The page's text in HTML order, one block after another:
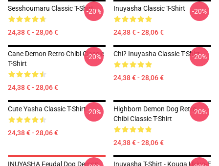
Sesshoumaru Classic T-Shirt
24,38 € - 28,06 €
-20% Inuyasha Classic T-Shirt
24,38 € - 28,06 €
-20%
Cane Demon Retro Chibi Classic
T-Shirt
24,38 € - 28,06 €
-20% Chi? Inuyasha Classic T-Shirt
24,38 € - 28,06 €
-20%
Cute Yasha Classic T-Shirt
24,38 € - 28,06 €
-20%
Highborn Demon Dog Retro
Chibi Classic T-Shirt
24,38 € - 28,06 €
-20%
INUYASHA Feudal Dog Demon
Inuyasha T-Shirt - Kouga Ukiyo-E